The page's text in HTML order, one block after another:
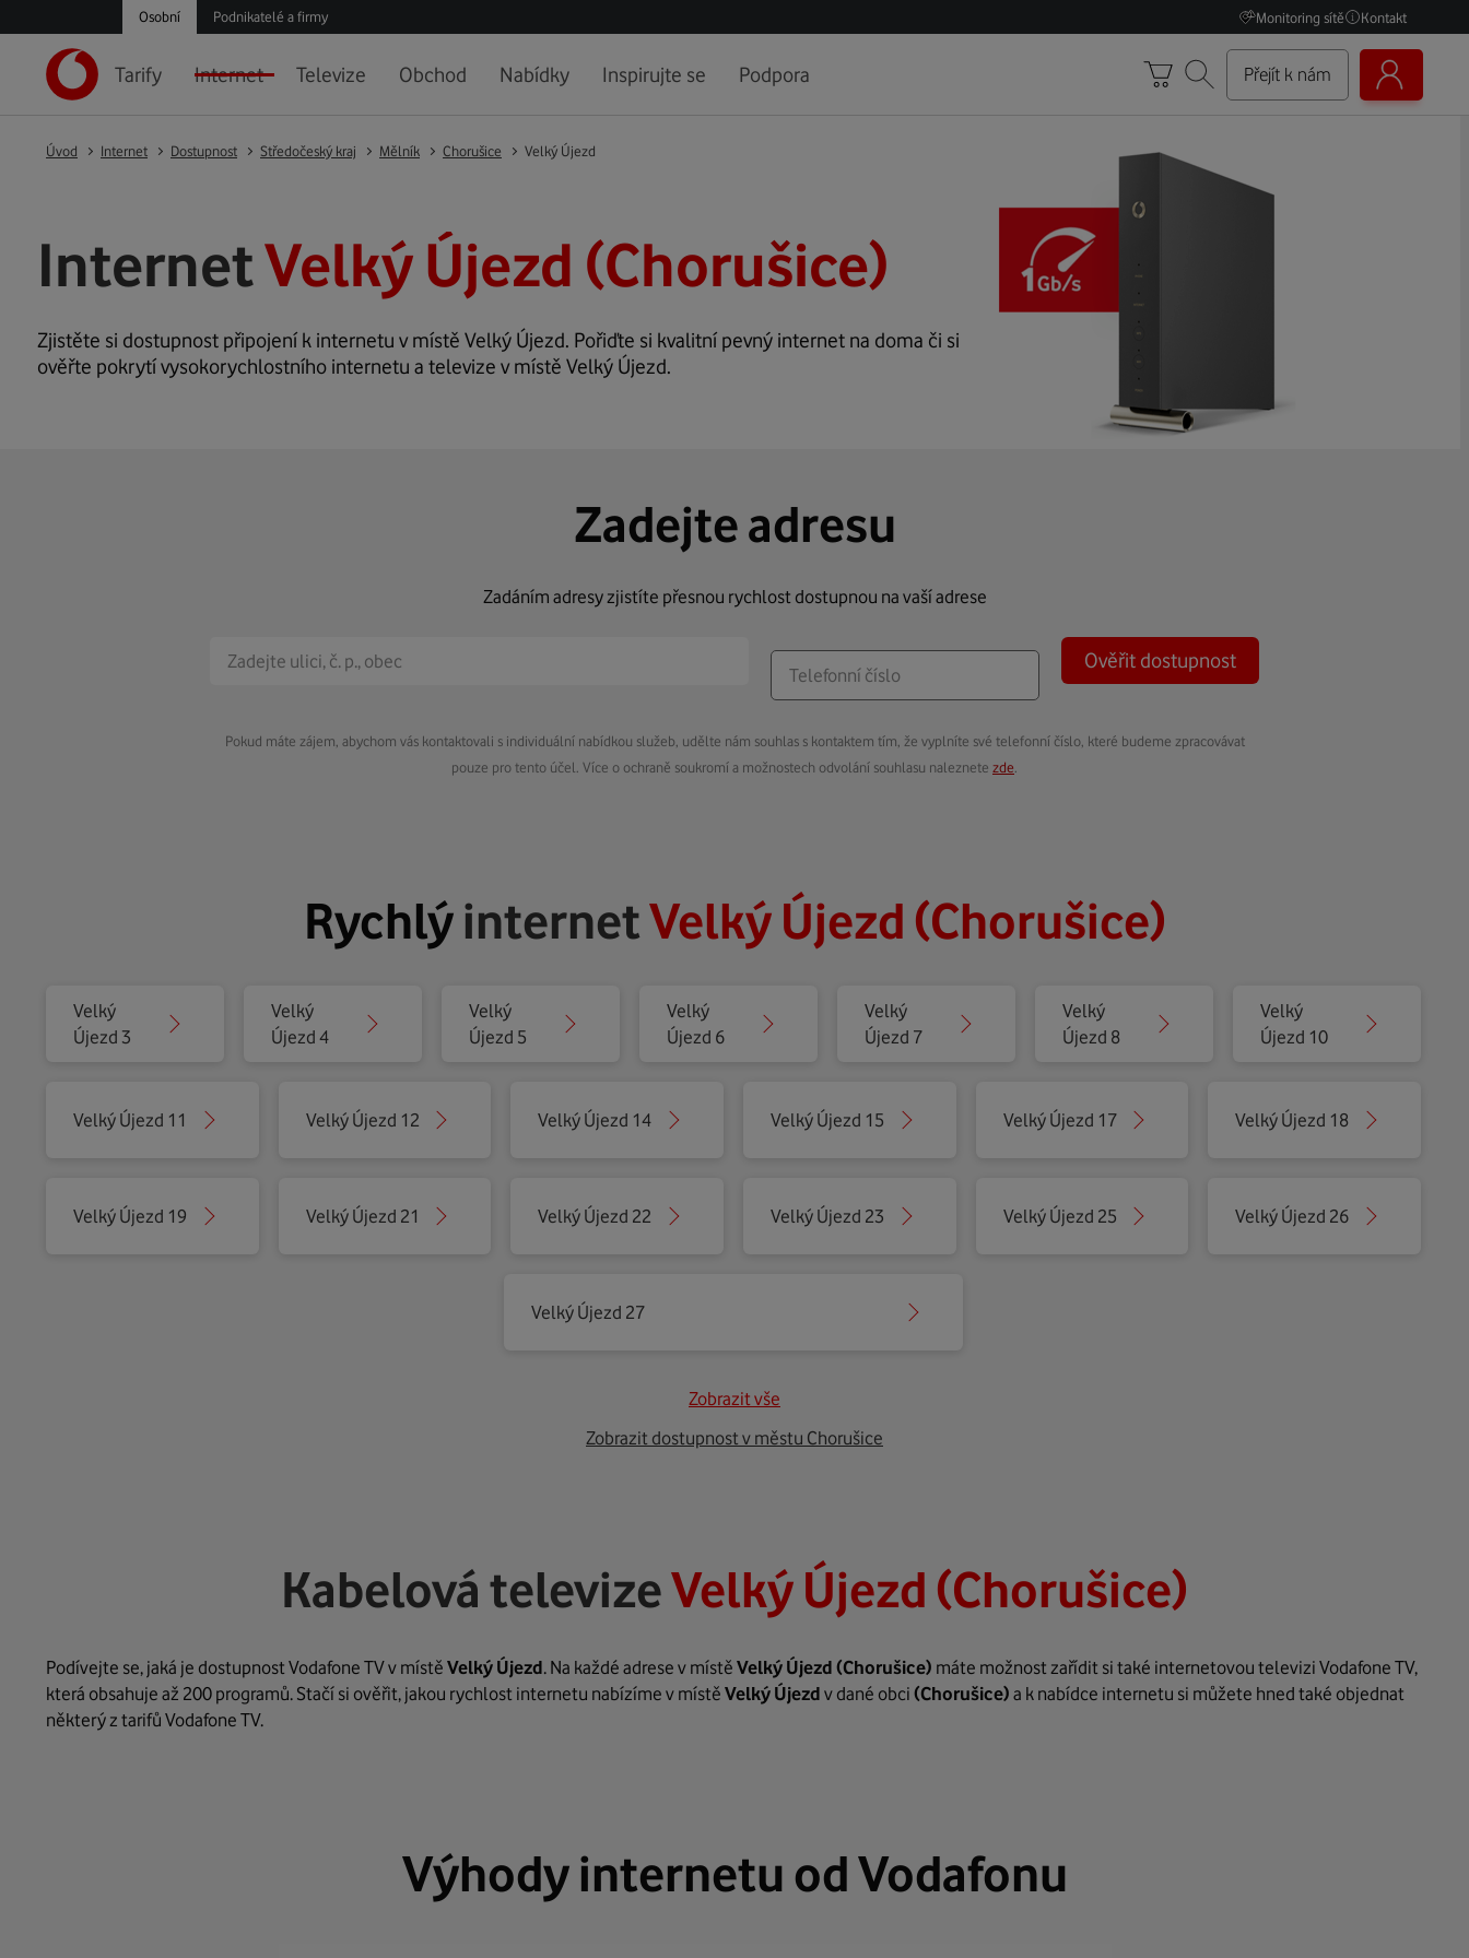
Osobní Podnikatelé a firmy Monitoring sítě Kontakt
Tarify Internet Televize Obchod Nabídky Inspirujte se Podpora Přejít k nám
Úvod Internet Dostupnost Středočeský kraj Mělník Chorušice Velký Újezd
InternetVelký Újezd (Chorušice)
Zjistěte si dostupnost připojení k internetu v místě Velký Újezd. Pořiďte si kvalitní pevný internet na doma či si
ověřte pokrytí vysokorychlostního internetu a televize v místě Velký Újezd.
Zadejte adresu
Zadáním adresy zjistíte přesnou rychlost dostupnou na vaší adrese
Ověřit dostupnost
Pokud máte zájem, abychom vás kontaktovali s individuální nabídkou služeb, udělte nám souhlas s kontaktem tím, že vyplníte své telefonní číslo, které budeme zpracovávat
pouze pro tento účel. Více o ochraně soukromí a možnostech odvolání souhlasu naleznete zde
RychlýinternetVelký Újezd (Chorušice)
Velký
Újezd 3
Velký
Újezd 4
Velký
Újezd 5
Velký
Újezd 6
Velký
Újezd 7
Velký
Újezd 8
Velký
Újezd 10
Velký Újezd 11 Velký Újezd 12 Velký Újezd 14 Velký Újezd 15 Velký Újezd 17 Velký Újezd 18
Velký Újezd 19 Velký Újezd 21 Velký Újezd 22 Velký Újezd 23 Velký Újezd 25 Velký Újezd 26
Velký Újezd 27
Zobrazit vše
Zobrazit dostupnost v městu Chorušice
Kabelová televizeVelký Újezd (Chorušice)
Podívejte se, jaká je dostupnost Vodafone TV v místě Velký Újezd. Na každé adrese v místě Velký Újezd (Chorušice) máte možnost zařídit si také internetovou televizi Vodafone TV,
která obsahuje až 200 programů. Stačí si ověřit, jakou rychlost internetu nabízíme v místě Velký Újezd v dané obci (Chorušice) a k nabídce internetu si můžete hned také objednat
některý z tarifů Vodafone TV.
Výhody internetu od Vodafonu